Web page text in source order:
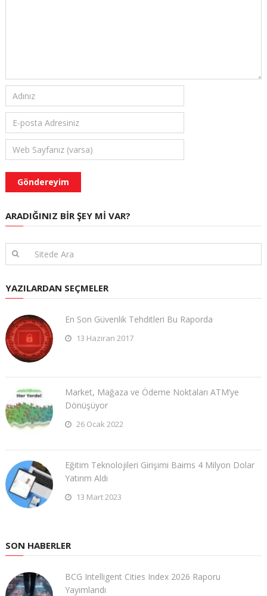
ARADIĞINIZ BIR ŞEY MI VAR?
YAZILARDAN SEÇMELER
En Son Güvenlik Tehditleri Bu Raporda
13 Haziran 2017
Market, Mağaza ve Ödeme Noktaları ATM’ye
Dönüşüyor
26 Ocak 2022
Eğitim Teknolojileri Girişimi Baims 4 Milyon Dolar
Yatırım Aldı
13 Mart 2023
SON HABERLER
BCG Intelligent Cities Index 2026 Raporu
Yayımlandı